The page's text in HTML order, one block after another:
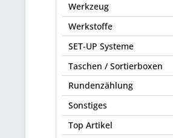
Werkzeug
Werkstoffe
SET-UP Systeme
Taschen / Sortierboxen
Rundenzählung
Sonstiges
Top Artikel